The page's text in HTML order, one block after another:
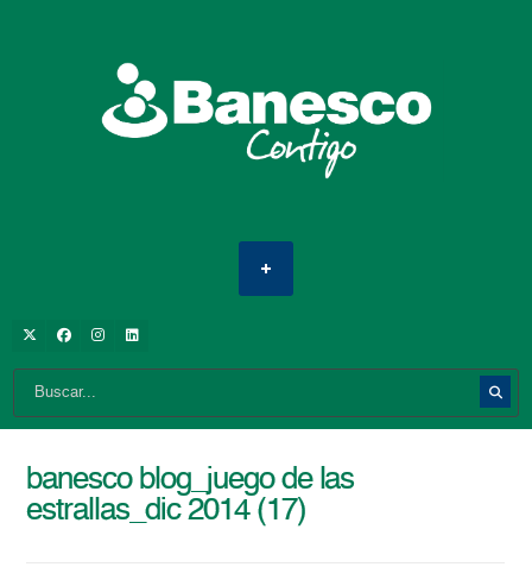
banesco blog_juego de las
estrallas_dic 2014 (17)